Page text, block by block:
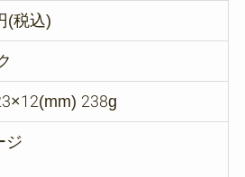
(税込)
238g
ジ